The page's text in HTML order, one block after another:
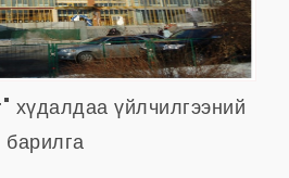
үйлчилгээний
барилга